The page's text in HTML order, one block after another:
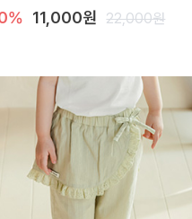
11,000원 22,000원